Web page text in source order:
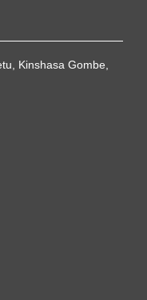
Kinshasa Gombe,